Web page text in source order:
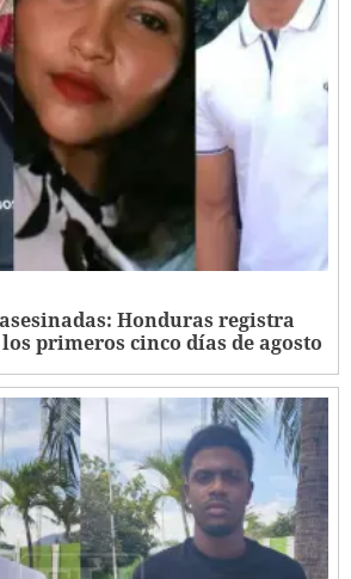
Honduras registra
primeros cinco días de agosto